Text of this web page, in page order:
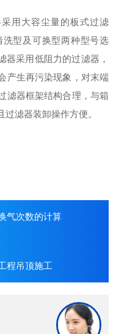
用大容尘量的板式过滤
型及可换型两种型号选
器采用低阻力的过滤器，
产生再污染现象，对末端
滤器框架结构合理，与箱
滤器装卸操作方便。
气次数的计算
程吊顶施工